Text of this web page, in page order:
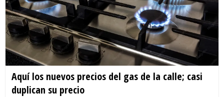
Aquí los nuevos precios del gas de la calle; casi
duplican su precio